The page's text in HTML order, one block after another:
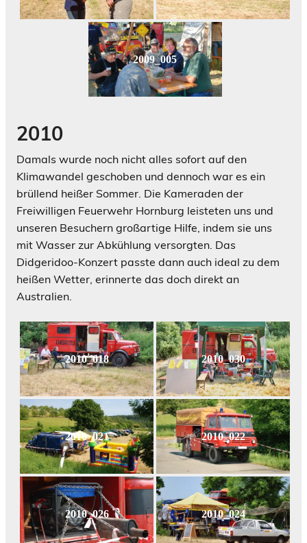
2009_005
2010
Damals wurde noch nicht alles sofort auf den
Klimawandel geschoben und dennoch war es ein
brüllend heißer Sommer. Die Kameraden der
Freiwilligen Feuerwehr Hornburg leisteten uns und
unseren Besuchern großartige Hilfe, indem sie uns
mit Wasser zur Abkühlung versorgten. Das
Didgeridoo-Konzert passte dann auch ideal zu dem
heißen Wetter, erinnerte das doch direkt an
Australien.
2010_018 2010_030
2010_021 2010_022
2010_026 2010_024